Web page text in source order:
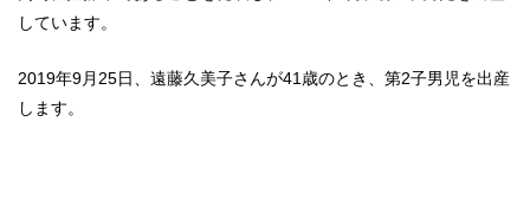
しています。
2019年9月25日、遠藤久美子さんが41歳のとき、第2子男児を出産
します。